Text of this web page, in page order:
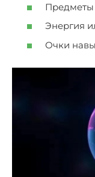
Предметы
Энергия
Очки